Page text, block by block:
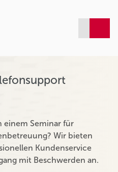
einem Seminar für
Wir bieten
Kundenservice
mit Beschwerden an.